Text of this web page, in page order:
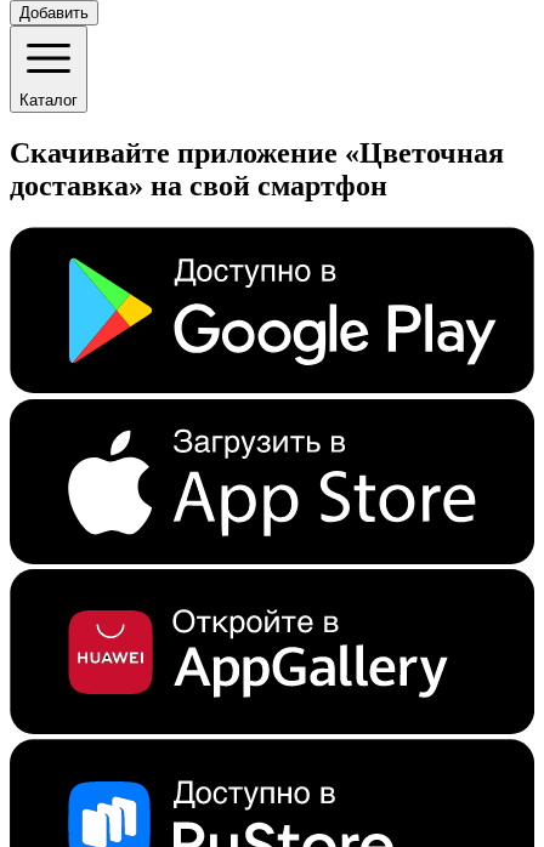
Добавить
Каталог
Скачивайте приложение «Цветочная
доставка» на свой смартфон